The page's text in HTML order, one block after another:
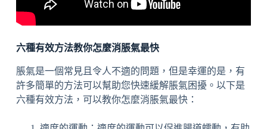
六種有效方法教你怎麼消脹氣最快
脹氣是一個常見且令人不適的問題，但是幸運的是，有
許多簡單的方法可以幫助您快速緩解脹氣困擾。以下是
六種有效方法，可以教你怎麼消脹氣最快：